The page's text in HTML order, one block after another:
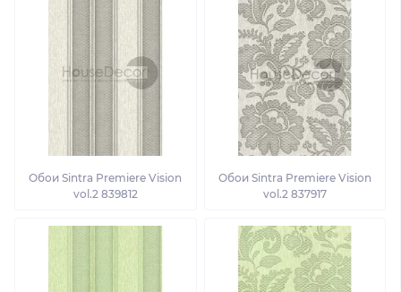
Обои Sintra Premiere Vision
vol.2 839812
Обои Sintra Premiere Vision
vol.2 837917